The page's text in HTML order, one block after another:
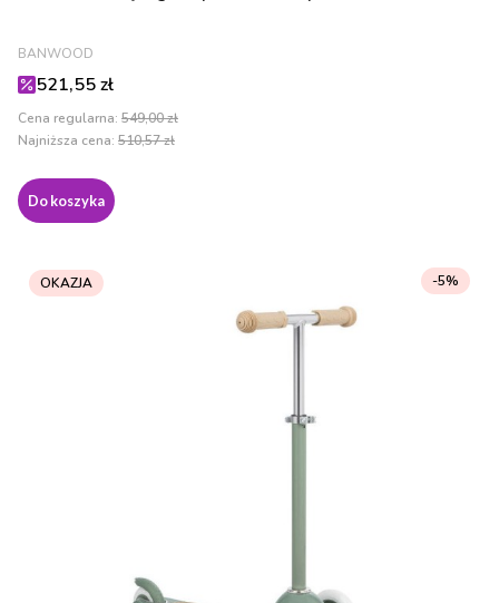
PRODUCENT
BANWOOD
Cena promocyjna
521,55 zł
Cena regularna: 549,00 zł
Najniższa cena: 510,57 zł
Do koszyka
OKAZJA -5%